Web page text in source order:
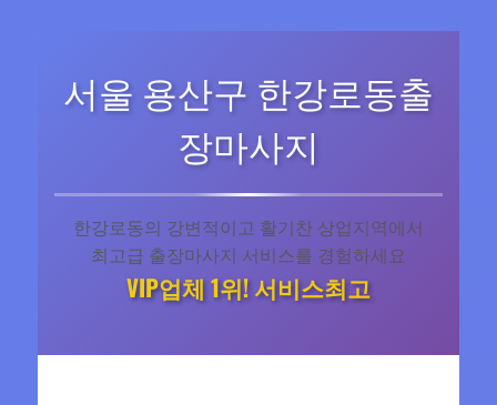
서울 용산구 한강로동출
장마사지
한강로동의 강변적이고 활기찬 상업지역에서
최고급 출장마사지 서비스를 경험하세요
VIP업체 1위! 서비스최고